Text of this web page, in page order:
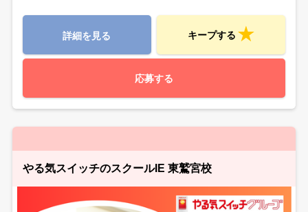
詳細を見る キープする
応募する
やる気スイッチのスクールIE 東鷲宮校